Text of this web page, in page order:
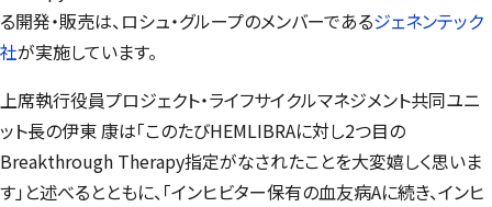
る開発・販売は、ロシュ・グループのメンバーであるジェネンテック
社が実施しています。
上席執行役員プロジェクト・ライフサイクルマネジメント共同ユニ
ット長の伊東 康は「このたびHEMLIBRAに対し2つ目の
Breakthrough Therapy指定がなされたことを大変嬉しく思いま
す」と述べるとともに、「インヒビター保有の血友病Aに続き、インヒ